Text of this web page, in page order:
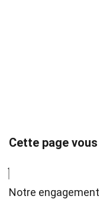
Cette page
Notre